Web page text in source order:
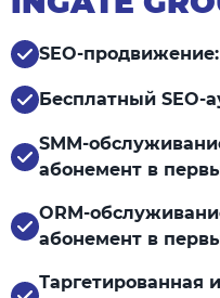
SEO-
Бесплатный SEO-
SMM-
абонемент в
ORM-
абонемент в
Таргетированная